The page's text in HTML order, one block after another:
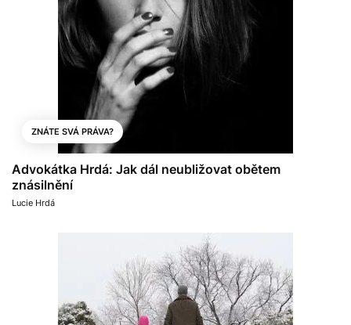
ZNÁTE SVÁ PRÁVA?
Advokátka Hrdá: Jak dál neubližovat obětem
znásilnění
Lucie Hrdá